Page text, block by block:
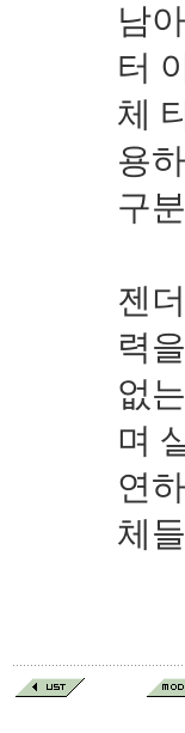
남
터
체
용
구
젠
력
없
며
연
체